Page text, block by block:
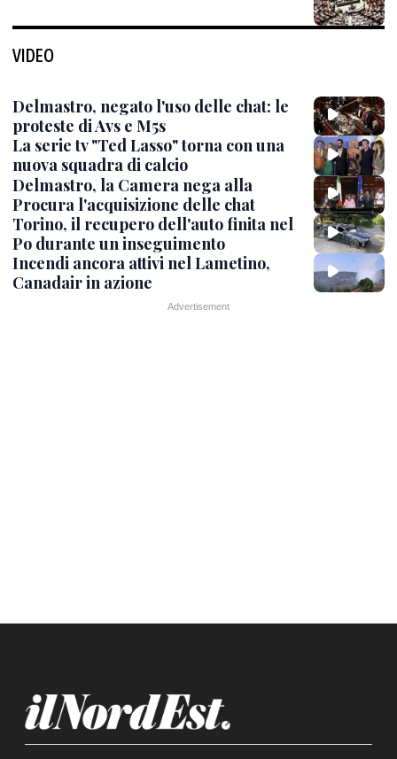
VIDEO
Delmastro, negato l'uso delle chat: le
proteste di Avs e M5s
La serie tv "Ted Lasso" torna con una
nuova squadra di calcio
Delmastro, la Camera nega alla
Procura l'acquisizione delle chat
Torino, il recupero dell'auto finita nel
Po durante un inseguimento
Incendi ancora attivi nel Lametino,
Canadair in azione